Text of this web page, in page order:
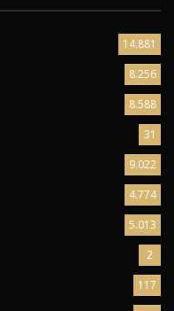
14.881
8.256
8.588
31
9.022
4.774
5.013
2
117